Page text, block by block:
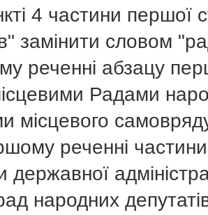
4 частини першої
замінити словом
реченні абзацу
Радами
місцевого
реченні
державної
народних